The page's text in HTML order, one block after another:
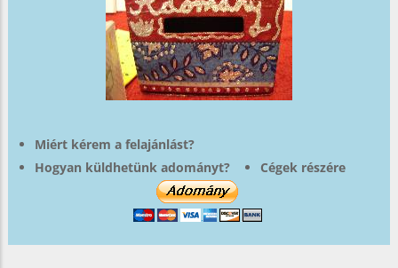
Miért kérem a felajánlást?
Hogyan küldhetünk adományt?
Cégek részére